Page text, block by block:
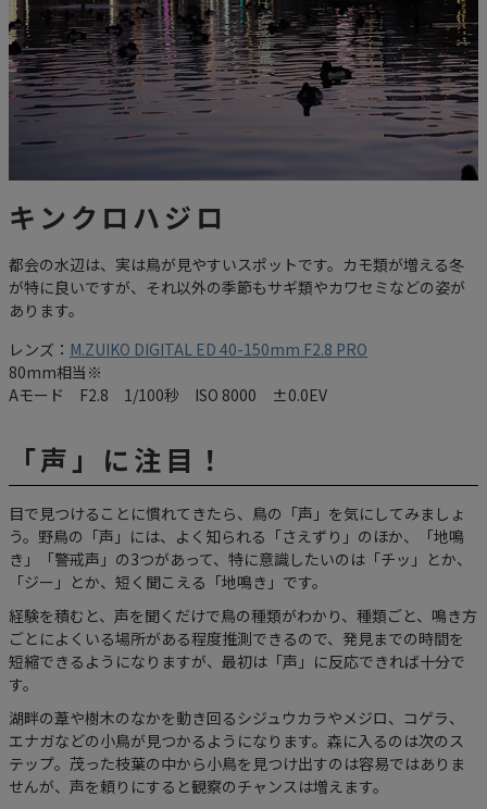
キンクロハジロ
都会の水辺は、実は鳥が見やすいスポットです。カモ類が増える冬
が特に良いですが、それ以外の季節もサギ類やカワセミなどの姿が
あります。
レンズ： M.ZUIKO DIGITAL ED 40-150mm F2.8 PRO
80mm相当※
Aモード F2.8 1/100秒 ISO 8000 ±0.0EV
「声」に注目！
目で見つけることに慣れてきたら、鳥の「声」を気にしてみましょ
う。野鳥の「声」には、よく知られる「さえずり」のほか、「地鳴
き」「警戒声」の3つがあって、特に意識したいのは「チッ」とか、
「ジー」とか、短く聞こえる「地鳴き」です。
経験を積むと、声を聞くだけで鳥の種類がわかり、種類ごと、鳴き方
ごとによくいる場所がある程度推測できるので、発見までの時間を
短縮できるようになりますが、最初は「声」に反応できれば十分で
す。
湖畔の葦や樹木のなかを動き回るシジュウカラやメジロ、コゲラ、
エナガなどの小鳥が見つかるようになります。森に入るのは次のス
テップ。茂った枝葉の中から小鳥を見つけ出すのは容易ではありま
せんが、声を頼りにすると観察のチャンスは増えます。